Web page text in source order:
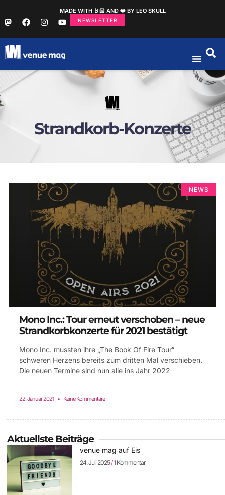
MADE WITH 🤘🏻 AND ❤️ BY LEO SKULL
NEWSLETTER
Strandkorb-Konzerte
NEWS
Mono Inc.: Tour erneut verschoben – neue
Strandkorbkonzerte für 2021 bestätigt
Mono Inc. mussten ihre „The Book Of Fire Tour“
schweren Herzens bereits zum dritten Mal verschieben.
Die neuen Termine sind nun alle ins Jahr 2022
22. Januar 2021 Keine Kommentare
Aktuellste Beiträge
venue mag auf Eis
24. Juli 2025 1 Kommentar